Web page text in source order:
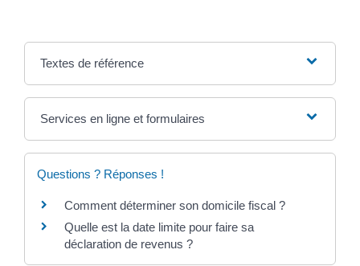
Textes de référence
Services en ligne et formulaires
Questions ? Réponses !
Comment déterminer son domicile fiscal ?
Quelle est la date limite pour faire sa
déclaration de revenus ?